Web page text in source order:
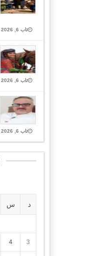
ئاب 6, 2026
ئاب 6, 2026
ئاب 6, 2026
د س
3
4